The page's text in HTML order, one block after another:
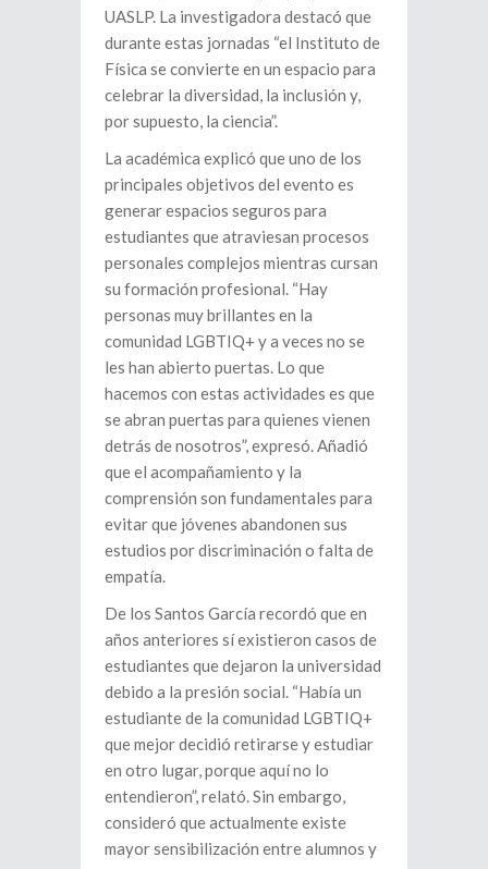
UASLP. La investigadora destacó que
durante estas jornadas “el Instituto de
Física se convierte en un espacio para
celebrar la diversidad, la inclusión y,
por supuesto, la ciencia”.
La académica explicó que uno de los
principales objetivos del evento es
generar espacios seguros para
estudiantes que atraviesan procesos
personales complejos mientras cursan
su formación profesional. “Hay
personas muy brillantes en la
comunidad LGBTIQ+ y a veces no se
les han abierto puertas. Lo que
hacemos con estas actividades es que
se abran puertas para quienes vienen
detrás de nosotros”, expresó. Añadió
que el acompañamiento y la
comprensión son fundamentales para
evitar que jóvenes abandonen sus
estudios por discriminación o falta de
empatía.
De los Santos García recordó que en
años anteriores sí existieron casos de
estudiantes que dejaron la universidad
debido a la presión social. “Había un
estudiante de la comunidad LGBTIQ+
que mejor decidió retirarse y estudiar
en otro lugar, porque aquí no lo
entendieron”, relató. Sin embargo,
consideró que actualmente existe
mayor sensibilización entre alumnos y